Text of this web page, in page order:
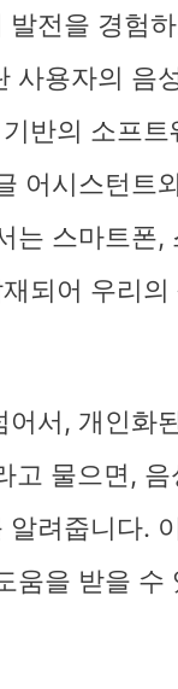
전을 경험
사용자의 음
반의 소프
어시스턴트
는 스마트폰
되어 우리
서, 개인화
고 물으면,
려줍니다.
움을 받을 수